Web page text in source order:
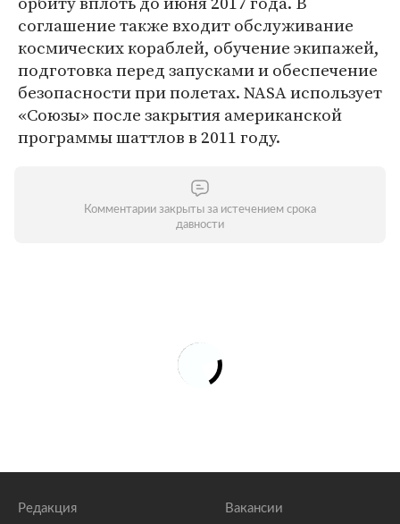
соглашение также входит обслуживание
космических кораблей, обучение экипажей,
подготовка перед запусками и обеспечение
безопасности при полетах. NASA использует
«Союзы» после закрытия американской
программы шаттлов в 2011 году.
Комментарии закрыты за истечением срока
давности
Редакция Вакансии